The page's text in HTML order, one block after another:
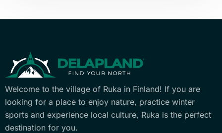
Welcome to the village of Ruka in Finland! If you are
looking for a place to enjoy nature, practice winter
sports and experience local culture, Ruka is the perfect
destination for you.